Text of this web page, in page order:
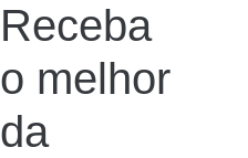
Receba
o melhor
da